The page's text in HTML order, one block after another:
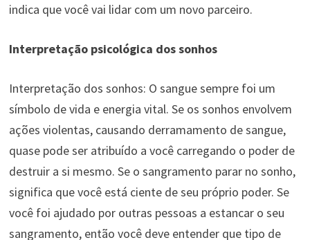
indica que você vai lidar com um novo parceiro.
Interpretação psicológica dos sonhos
Interpretação dos sonhos: O sangue sempre foi um
símbolo de vida e energia vital. Se os sonhos envolvem
ações violentas, causando derramamento de sangue,
quase pode ser atribuído a você carregando o poder de
destruir a si mesmo. Se o sangramento parar no sonho,
significa que você está ciente de seu próprio poder. Se
você foi ajudado por outras pessoas a estancar o seu
sangramento, então você deve entender que tipo de